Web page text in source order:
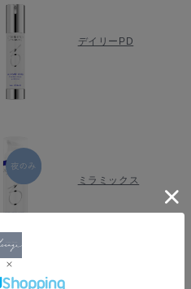
デイリーPD
ミラミックス